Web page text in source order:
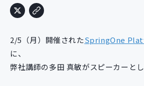
システム構築支援
研修サービス
カスタマイズコース 教材購入
2/5（月）開催されたSpringOne
に、
弊社講師の多田 真敏がスピーカーと